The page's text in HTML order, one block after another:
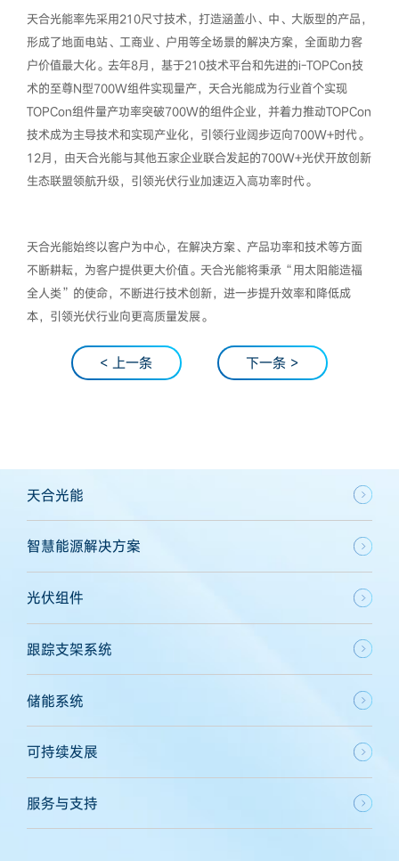
天合光能率先采用210尺寸技术，打造涵盖小、中、大版型的产品，
形成了地面电站、工商业、户用等全场景的解决方案，全面助力客
户价值最大化。去年8月，基于210技术平台和先进的i-TOPCon技
术的至尊N型700W组件实现量产，天合光能成为行业首个实现
TOPCon组件量产功率突破700W的组件企业，并着力推动TOPCon
技术成为主导技术和实现产业化，引领行业阔步迈向700W+时代。
12月，由天合光能与其他五家企业联合发起的700W+光伏开放创新
生态联盟领航升级，引领光伏行业加速迈入高功率时代。
天合光能始终以客户为中心，在解决方案、产品功率和技术等方面
不断耕耘，为客户提供更大价值。天合光能将秉承“用太阳能造福
全人类”的使命，不断进行技术创新，进一步提升效率和降低成
本，引领光伏行业向更高质量发展。
< 上一条 下一条 >
天合光能
智慧能源解决方案
光伏组件
跟踪支架系统
储能系统
可持续发展
服务与支持